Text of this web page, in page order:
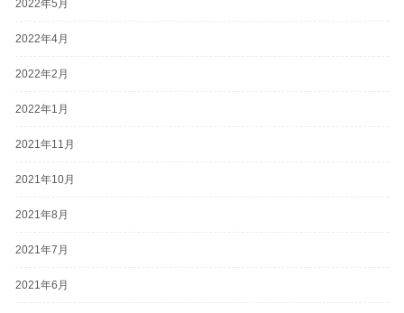
2022年5月
2022年4月
2022年2月
2022年1月
2021年11月
2021年10月
2021年8月
2021年7月
2021年6月